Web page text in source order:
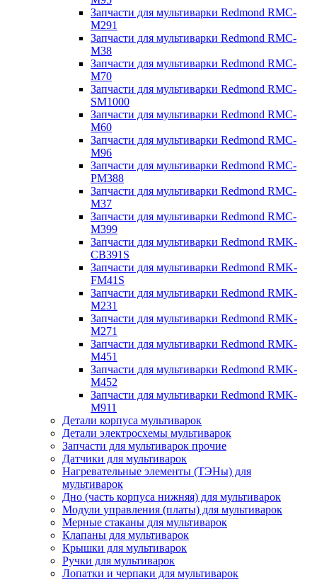
Запчасти для мультиварки Redmond RMC-
M291
Запчасти для мультиварки Redmond RMC-
M38
Запчасти для мультиварки Redmond RMC-
M70
Запчасти для мультиварки Redmond RMC-
SM1000
Запчасти для мультиварки Redmond RMC-
M60
Запчасти для мультиварки Redmond RMC-
M96
Запчасти для мультиварки Redmond RMC-
PM388
Запчасти для мультиварки Redmond RMC-
M37
Запчасти для мультиварки Redmond RMC-
M399
Запчасти для мультиварки Redmond RMK-
CB391S
Запчасти для мультиварки Redmond RMK-
FM41S
Запчасти для мультиварки Redmond RMK-
M231
Запчасти для мультиварки Redmond RMK-
M271
Запчасти для мультиварки Redmond RMK-
M451
Запчасти для мультиварки Redmond RMK-
M452
Запчасти для мультиварки Redmond RMK-
M911
Детали корпуса мультиварок
Детали электросхемы мультиварок
Запчасти для мультиварок прочие
Датчики для мультиварок
Нагревательные элементы (ТЭНы) для
мультиварок
Дно (часть корпуса нижняя) для мультиварок
Модули управления (платы) для мультиварок
Мерные стаканы для мультиварок
Клапаны для мультиварок
Крышки для мультиварок
Ручки для мультиварок
Лопатки и черпаки для мультиварок